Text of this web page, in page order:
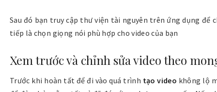
Sau đó bạn truy cập thư viện tài nguyên trên ứng dụng để
tiếp là chọn giọng nói phù hợp cho video của bạn
Xem trước và chỉnh sửa video theo
Trước khi hoàn tất để đi vào quá trình tạo video không lộ